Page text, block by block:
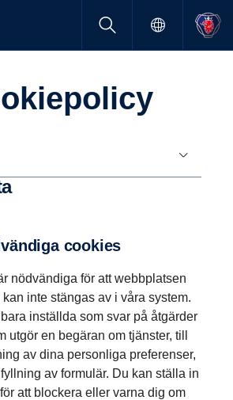
cookies
nödvändiga för att webbplatsen
inte stängas av i våra system.
inställda som svar på åtgärder
utgör en begäran om tjänster, till
av dina personliga preferenser,
av formulär. Du kan ställa in
att blockera eller varna dig om